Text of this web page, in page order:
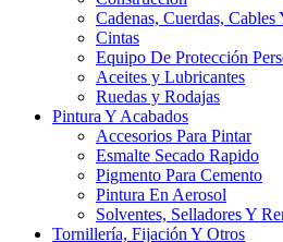
Cadenas, Cuerdas, Cables
Cintas
Equipo De Protección
Aceites y Lubricantes
Ruedas y Rodajas
Pintura Y Acabados
Accesorios Para Pintar
Esmalte Secado Rapido
Pigmento Para Cemento
Pintura En Aerosol
Solventes, Selladores Y
Tornillería, Fijación Y Otros